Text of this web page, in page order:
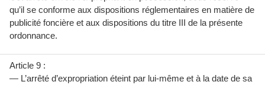
qu’il se conforme aux dispositions réglementaires en matière de
publicité foncière et aux dispositions du titre III de la présente
ordonnance.
Article 9 :
— L’arrêté d’expropriation éteint par lui-même et à la date de sa